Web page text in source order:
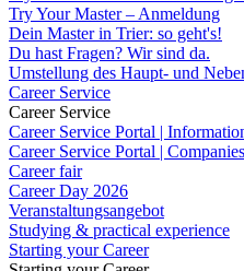
Try Your Master – Anmeldung
Dein Master in Trier: so geht's!
Du hast Fragen? Wir sind da.
Umstellung des Haupt- und
Career Service
Career Service
Career Service Portal |
Career Service Portal |
Career fair
Career Day 2026
Veranstaltungsangebot
Studying & practical experience
Starting your Career